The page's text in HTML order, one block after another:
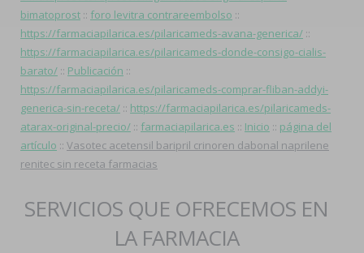
bimatoprost :: foro levitra contrareembolso ::
https://farmaciapilarica.es/pilaricameds-avana-generica/ ::
https://farmaciapilarica.es/pilaricameds-donde-consigo-cialis-
barato/ :: Publicación ::
https://farmaciapilarica.es/pilaricameds-comprar-fliban-addyi-
generica-sin-receta/ :: https://farmaciapilarica.es/pilaricameds-
atarax-original-precio/ :: farmaciapilarica.es :: Inicio :: página del
artículo :: Vasotec acetensil baripril crinoren dabonal naprilene
renitec sin receta farmacias
SERVICIOS QUE OFRECEMOS EN
LA FARMACIA